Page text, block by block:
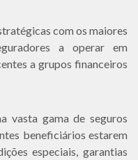
com os maiores
a operar em
a grupos financeiros
vasta gama de seguros
beneficiários estarem
especiais, garantias